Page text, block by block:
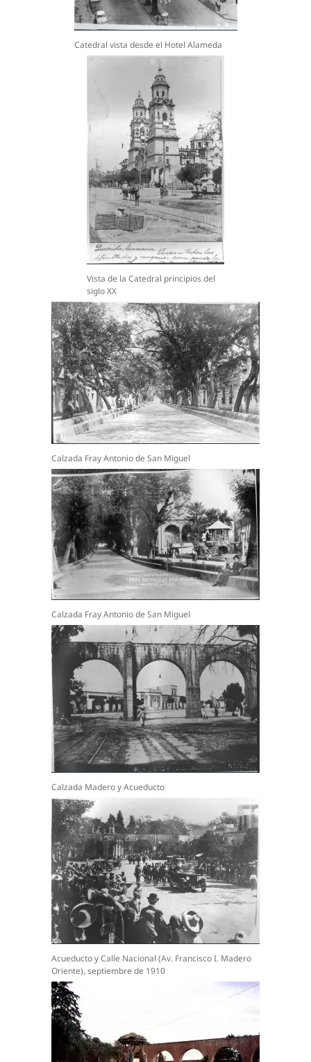
Catedral vista desde el Hotel Alameda
Vista de la Catedral principios del
siglo XX
Calzada Fray Antonio de San Miguel
Calzada Fray Antonio de San Miguel
Calzada Madero y Acueducto
Acueducto y Calle Nacional (Av. Francisco I. Madero
Oriente), septiembre de 1910